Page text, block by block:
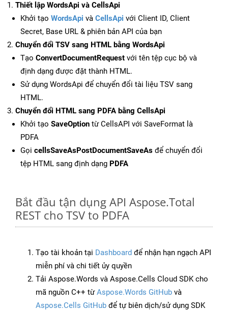
Thiết lập WordsApi và CellsApi
Khởi tạo WordsApi và CellsApi với Client ID, Client
Secret, Base URL & phiên bản API của bạn
Chuyển đổi TSV sang HTML bằng WordsApi
Tạo ConvertDocumentRequest với tên tệp cục bộ và
định dạng được đặt thành HTML.
Sử dụng WordsApi để chuyển đổi tài liệu TSV sang
HTML.
Chuyển đổi HTML sang PDFA bằng CellsApi
Khởi tạo SaveOption từ CellsAPI với SaveFormat là
PDFA
Gọi cellsSaveAsPostDocumentSaveAs để chuyển đổi
tệp HTML sang định dạng PDFA
Bắt đầu tận dụng API Aspose.Total
REST cho TSV to PDFA
Tạo tài khoản tại Dashboard để nhận hạn ngạch API
miễn phí và chi tiết ủy quyền
Tải Aspose.Words và Aspose.Cells Cloud SDK cho
mã nguồn C++ từAspose.Words GitHub và
Aspose.Cells GitHub để tự biên dịch/sử dụng SDK